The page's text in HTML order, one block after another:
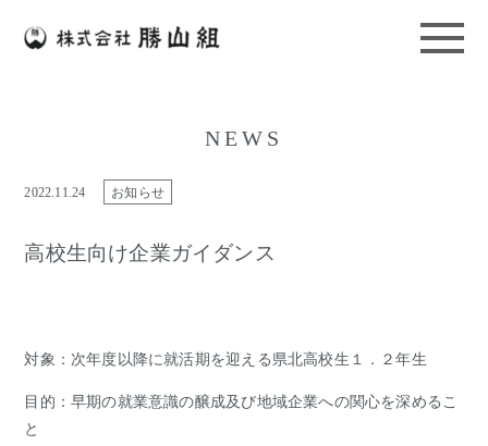
NEWS
2022.11.24 お知らせ
高校生向け企業ガイダンス
対象：次年度以降に就活期を迎える県北高校生１．２年生
目的：早期の就業意識の醸成及び地域企業への関心を深めるこ
と